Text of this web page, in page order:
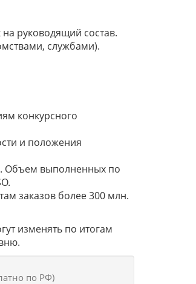
руководящий состав.
службами).
конкурсного
и положения
Объем выполненных по
заказов более 300 млн.
изменять по итогам
по РФ)